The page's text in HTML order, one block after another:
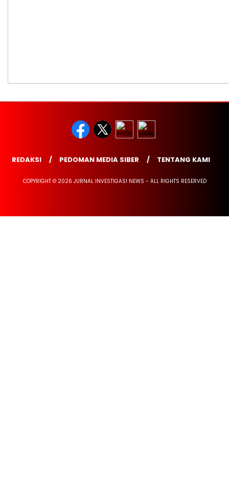
REDAKSI PEDOMAN MEDIA SIBER TENTANG KAMI
COPYRIGHT © 2026 JURNAL INVESTIGASI NEWS - ALL RIGHTS RESERVED